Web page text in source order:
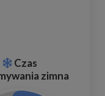
Czas
zimna